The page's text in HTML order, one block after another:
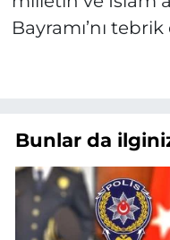
Bayramı’nı
Bunlar da